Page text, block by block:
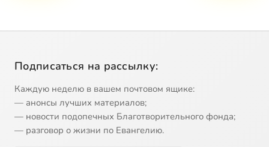
Подписаться на рассылку:
Каждую неделю в вашем почтовом ящике:
— анонсы лучших материалов;
— новости подопечных Благотворительного фонда;
— разговор о жизни по Евангелию.